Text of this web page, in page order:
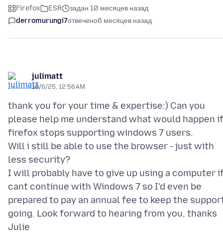
Firefox ESR
задан 10 месяцев назад
derromurungi7отвечено6 месяцев назад
julimatt
10/6/25, 12:56 AM
thank you for your time & expertise:) Can you
please help me understand what would happen if
firefox stops supporting windows 7 users.
Will i still be able to use the browser - just with
less security?
I will probably have to give up using a computer
cant continue with Windows 7 so I'd even be
prepared to pay an annual fee to keep the
going. Look forward to hearing from you, thanks